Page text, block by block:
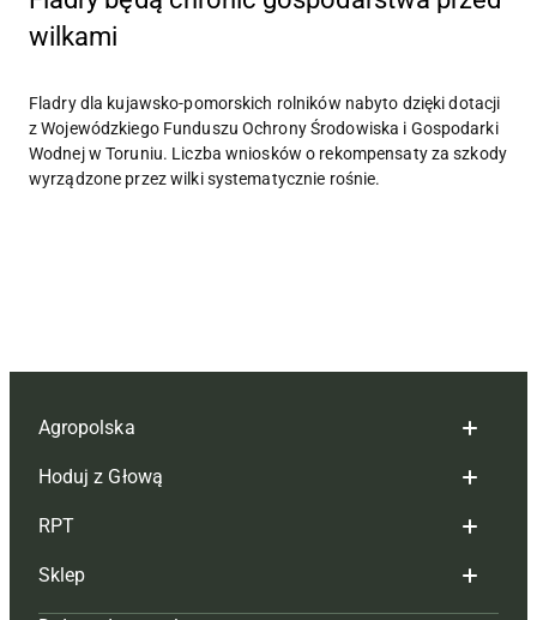
wilkami
Fladry dla kujawsko-pomorskich rolników nabyto dzięki dotacji
z Wojewódzkiego Funduszu Ochrony Środowiska i Gospodarki
Wodnej w Toruniu. Liczba wniosków o rekompensaty za szkody
wyrządzone przez wilki systematycznie rośnie.
Agropolska
Redakcja
Reklama
Tagi
Hoduj z Głową
Hoduj z głową bydło
Hoduj z głową świnie
RPT
Redakcja
Sklep